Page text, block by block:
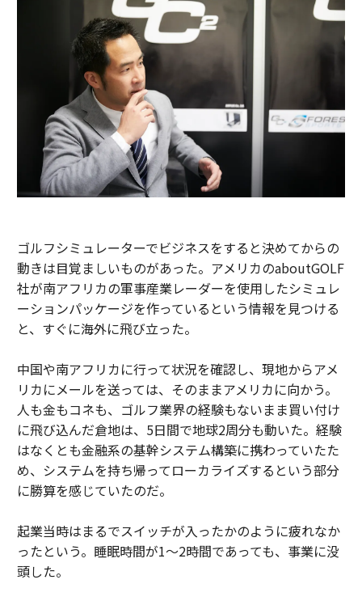
ゴルフシミュレーターでビジネスをすると決めてからの
動きは目覚ましいものがあった。アメリカのaboutGOLF
社が南アフリカの軍事産業レーダーを使用したシミュレ
ーションパッケージを作っているという情報を見つける
と、すぐに海外に飛び立った。
中国や南アフリカに行って状況を確認し、現地からアメ
リカにメールを送っては、そのままアメリカに向かう。
人も金もコネも、ゴルフ業界の経験もないまま買い付け
に飛び込んだ倉地は、5日間で地球2周分も動いた。経験
はなくとも金融系の基幹システム構築に携わっていたた
め、システムを持ち帰ってローカライズするという部分
に勝算を感じていたのだ。
起業当時はまるでスイッチが入ったかのように疲れなか
ったという。睡眠時間が1〜2時間であっても、事業に没
頭した。